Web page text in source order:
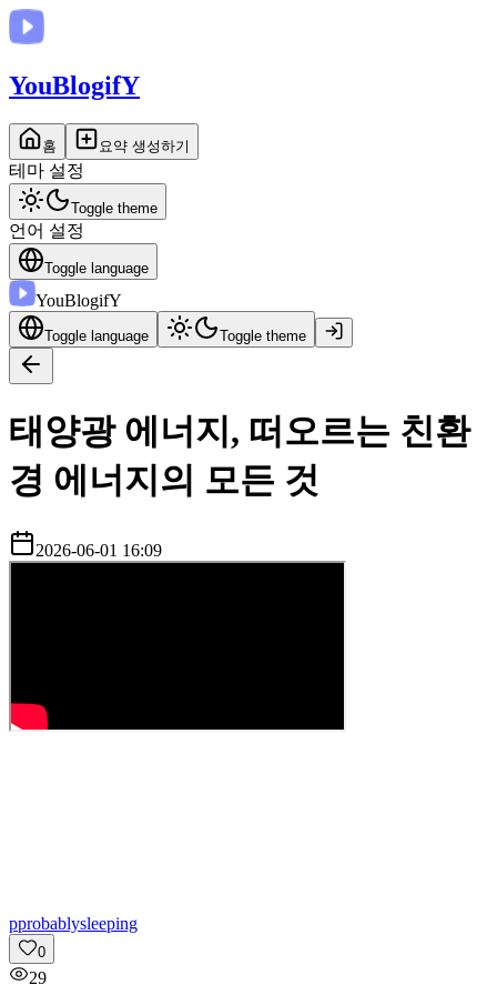
YouBlogifY
홈 요약 생성하기
테마 설정
Toggle theme
언어 설정
Toggle language
YouBlogifY
Toggle language Toggle theme
태양광 에너지, 떠오르는 친환
경 에너지의 모든 것
2026-06-01 16:09
pprobablysleeping
0
29